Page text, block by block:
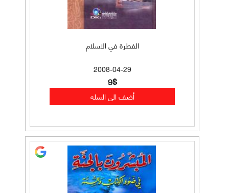
الفطرة في الاسلام
2008-04-29
9$